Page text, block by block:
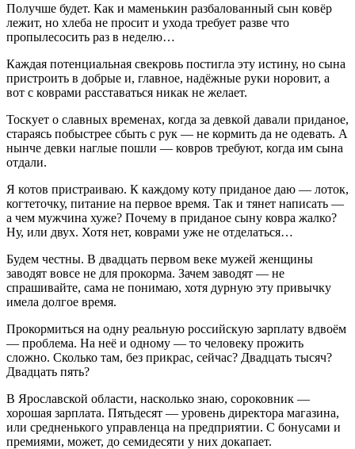
Получше будет. Как и маменькин разбалованный сын ковёр
лежит, но хлеба не просит и ухода требует разве что
пропылесосить раз в неделю…
Каждая потенциальная свекровь постигла эту истину, но сына
пристроить в добрые и, главное, надёжные руки норовит, а
вот с коврами расставаться никак не желает.
Тоскует о славных временах, когда за девкой давали приданое,
стараясь побыстрее сбыть с рук — не кормить да не одевать. А
нынче девки наглые пошли — ковров требуют, когда им сына
отдали.
Я котов пристраиваю. К каждому коту приданое даю — лоток,
когтеточку, питание на первое время. Так и тянет написать —
а чем мужчина хуже? Почему в приданое сыну ковра жалко?
Ну, или двух. Хотя нет, коврами уже не отделаться…
Будем честны. В двадцать первом веке мужей женщины
заводят вовсе не для прокорма. Зачем заводят — не
спрашивайте, сама не понимаю, хотя дурную эту привычку
имела долгое время.
Прокормиться на одну реальную российскую зарплату вдвоём
— проблема. На неё и одному — то человеку прожить
сложно. Сколько там, без прикрас, сейчас? Двадцать тысяч?
Двадцать пять?
В Ярославской области, насколько знаю, сороковник —
хорошая зарплата. Пятьдесят — уровень директора магазина,
или средненького управленца на предприятии. С бонусами и
премиями, может, до семидесяти у них докапает.